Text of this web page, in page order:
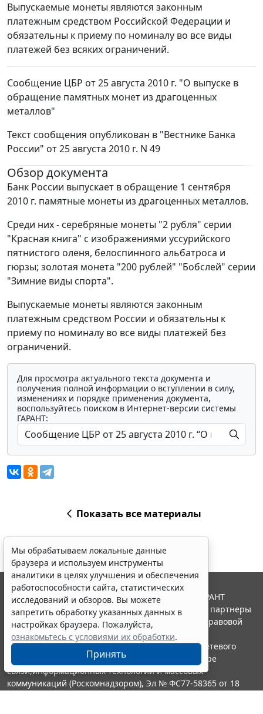
Выпускаемые монеты являются законным
платежным средством Российской Федерации и
обязательны к приему по номиналу во все виды
платежей без всяких ограничений.
Сообщение ЦБР от 25 августа 2010 г. "О выпуске в
обращение памятных монет из драгоценных
металлов"
Текст сообщения опубликован в "Вестнике Банка
России" от 25 августа 2010 г. N 49
Обзор документа
Банк России выпускает в обращение 1 сентября
2010 г. памятные монеты из драгоценных металлов.
Среди них - серебряные монеты "2 рубля" серии
"Красная книга" с изображениями уссурийского
пятнистого оленя, белоспинного альбатроса и
гюрзы; золотая монета "200 рублей" "Бобслей" серии
"Зимние виды спорта".
Выпускаемые монеты являются законным
платежным средством России и обязательны к
приему по номиналу во все виды платежей без
ограничений.
Для просмотра актуального текста документа и
получения полной информации о вступлении в силу,
изменениях и порядке применения документа,
воспользуйтесь поиском в Интернет-версии системы
ГАРАНТ:
Показать все материалы
Мы обрабатываем локальные данные
браузера и используем инструменты
аналитики в целях улучшения и обеспечения
работоспособности сайта, статистических
исследований и обзоров. Вы можете
запретить обработку указанных данных в
настройках браузера. Пожалуйста,
ознакомьтесь с условиями их обработки.
Принять
© ООО "НПП "ГАРАНТ-СЕРВИС", 2026. Система ГАРАНТ
выпускается с 1990 года. Компания "Гарант" и ее партнеры
являются участниками Российской ассоциации правовой
информации ГАРАНТ.
Портал ГАРАНТ.РУ зарегистрирован в качестве сетевого
издания Федеральной службой по надзору в сфере
связи,информационных технологий и массовых
коммуникаций (Роскомнадзором), Эл № ФС77-58365 от 18